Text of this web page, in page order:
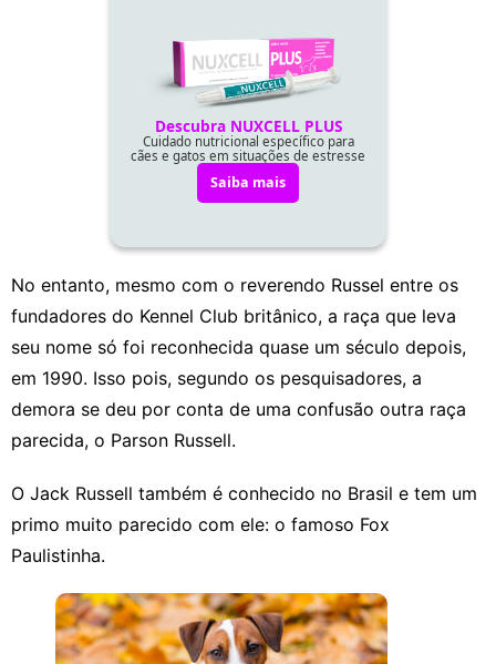
No entanto, mesmo com o reverendo Russel entre os
fundadores do Kennel Club britânico, a raça que leva
seu nome só foi reconhecida quase um século depois,
em 1990. Isso pois, segundo os pesquisadores, a
demora se deu por conta de uma confusão outra raça
parecida, o Parson Russell.
O Jack Russell também é conhecido no Brasil e tem um
primo muito parecido com ele: o famoso Fox
Paulistinha.